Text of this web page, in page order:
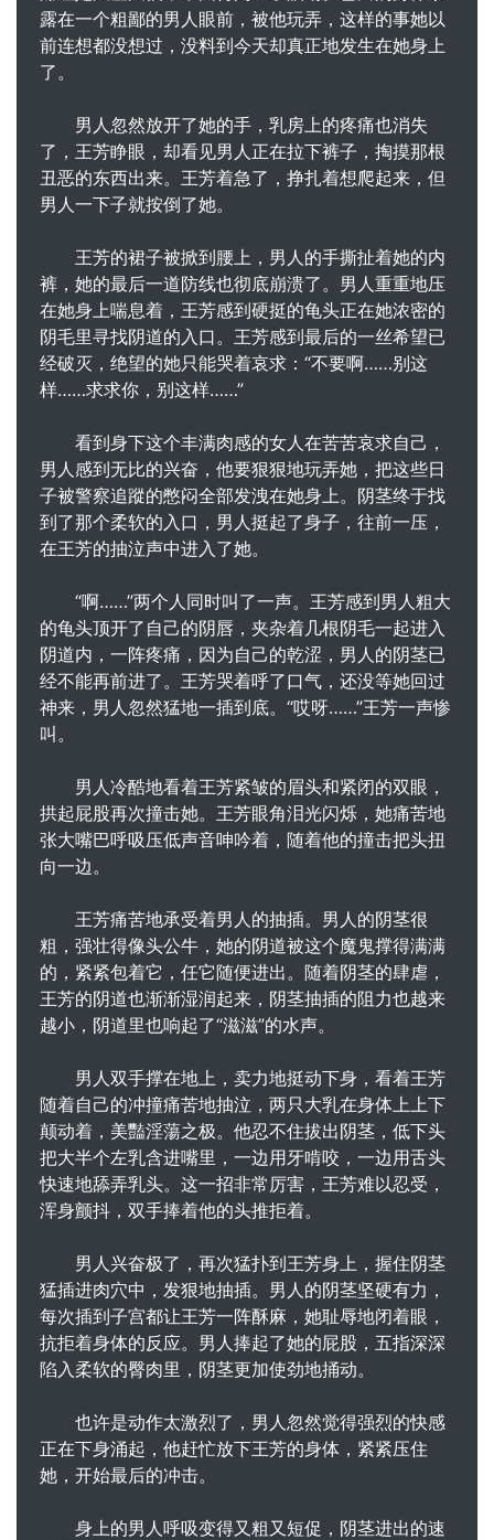
露在一个粗鄙的男人眼前，被他玩弄，这样的事她以
前连想都没想过，没料到今天却真正地发生在她身上
了。
男人忽然放开了她的手，乳房上的疼痛也消失
了，王芳睁眼，却看见男人正在拉下裤子，掏摸那根
丑恶的东西出来。王芳着急了，挣扎着想爬起来，但
男人一下子就按倒了她。
王芳的裙子被掀到腰上，男人的手撕扯着她的内
裤，她的最后一道防线也彻底崩溃了。男人重重地压
在她身上喘息着，王芳感到硬挺的龟头正在她浓密的
阴毛里寻找阴道的入口。王芳感到最后的一丝希望已
经破灭，绝望的她只能哭着哀求：“不要啊……别这
样……求求你，别这样……”
看到身下这个丰满肉感的女人在苦苦哀求自己，
男人感到无比的兴奋，他要狠狠地玩弄她，把这些日
子被警察追蹤的憋闷全部发洩在她身上。阴茎终于找
到了那个柔软的入口，男人挺起了身子，往前一压，
在王芳的抽泣声中进入了她。
“啊……”两个人同时叫了一声。王芳感到男人粗大
的龟头顶开了自己的阴唇，夹杂着几根阴毛一起进入
阴道内，一阵疼痛，因为自己的乾涩，男人的阴茎已
经不能再前进了。王芳哭着呼了口气，还没等她回过
神来，男人忽然猛地一插到底。“哎呀……”王芳一声惨
叫。
男人冷酷地看着王芳紧皱的眉头和紧闭的双眼，
拱起屁股再次撞击她。王芳眼角泪光闪烁，她痛苦地
张大嘴巴呼吸压低声音呻吟着，随着他的撞击把头扭
向一边。
王芳痛苦地承受着男人的抽插。男人的阴茎很
粗，强壮得像头公牛，她的阴道被这个魔鬼撑得满满
的，紧紧包着它，任它随便进出。随着阴茎的肆虐，
王芳的阴道也渐渐湿润起来，阴茎抽插的阻力也越来
越小，阴道里也响起了“滋滋”的水声。
男人双手撑在地上，卖力地挺动下身，看着王芳
随着自己的冲撞痛苦地抽泣，两只大乳在身体上上下
颠动着，美豔淫蕩之极。他忍不住拔出阴茎，低下头
把大半个左乳含进嘴里，一边用牙啃咬，一边用舌头
快速地舔弄乳头。这一招非常厉害，王芳难以忍受，
浑身颤抖，双手捧着他的头推拒着。
男人兴奋极了，再次猛扑到王芳身上，握住阴茎
猛插进肉穴中，发狠地抽插。男人的阴茎坚硬有力，
每次插到子宫都让王芳一阵酥麻，她耻辱地闭着眼，
抗拒着身体的反应。男人捧起了她的屁股，五指深深
陷入柔软的臀肉里，阴茎更加使劲地捅动。
也许是动作太激烈了，男人忽然觉得强烈的快感
正在下身涌起，他赶忙放下王芳的身体，紧紧压住
她，开始最后的冲击。
身上的男人呼吸变得又粗又短促，阴茎进出的速